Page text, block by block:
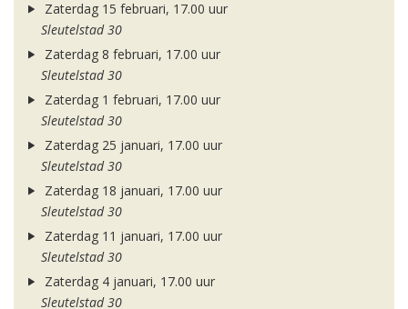
Zaterdag 15 februari, 17.00 uur
Sleutelstad 30
Zaterdag 8 februari, 17.00 uur
Sleutelstad 30
Zaterdag 1 februari, 17.00 uur
Sleutelstad 30
Zaterdag 25 januari, 17.00 uur
Sleutelstad 30
Zaterdag 18 januari, 17.00 uur
Sleutelstad 30
Zaterdag 11 januari, 17.00 uur
Sleutelstad 30
Zaterdag 4 januari, 17.00 uur
Sleutelstad 30